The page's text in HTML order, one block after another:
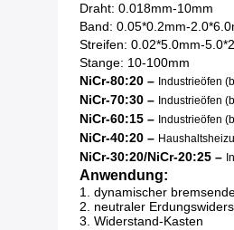
Draht: 0.018mm-10mm
Band: 0.05*0.2mm-
Streifen: 0.02*5.0mm-
Stange: 10-100mm
NiCr-80:20 – Industrieöfen
NiCr-70:30 – Industrieöfen
NiCr-60:15 – Industrieöfen
NiCr-40:20 –
NiCr-30:20/NiCr-20:25 –
Anwendung:
1. dynamischer
2. neutraler
3. Widerstand-Kasten